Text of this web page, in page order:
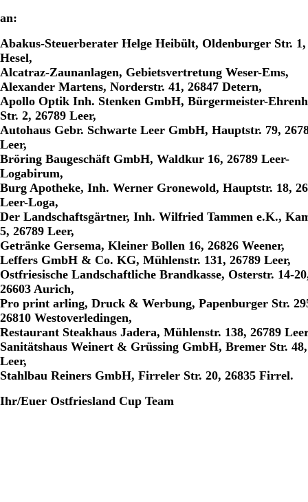
an:
Abakus-Steuerberater Helge Heibült, Oldenburger Str. 1,
Hesel,
Alcatraz-Zaunanlagen, Gebietsvertretung Weser-Ems,
Alexander Martens, Norderstr. 41, 26847 Detern,
Apollo Optik Inh. Stenken GmbH, Bürgermeister-
Str. 2, 26789 Leer,
Autohaus Gebr. Schwarte Leer GmbH, Hauptstr. 79,
Leer,
Bröring Baugeschäft GmbH, Waldkur 16, 26789 Leer-
Logabirum,
Burg Apotheke, Inh. Werner Gronewold, Hauptstr. 18,
Leer-Loga,
Der Landschaftsgärtner, Inh. Wilfried Tammen e.K.,
5, 26789 Leer,
Getränke Gersema, Kleiner Bollen 16, 26826 Weener,
Leffers GmbH & Co. KG, Mühlenstr. 131, 26789 Leer,
Ostfriesische Landschaftliche Brandkasse, Osterstr. 14-
26603 Aurich,
Pro print arling, Druck & Werbung, Papenburger Str.
26810 Westoverledingen,
Restaurant Steakhaus Jadera, Mühlenstr. 138, 26789
Sanitätshaus Weinert & Grüssing GmbH, Bremer Str. 48,
Leer,
Stahlbau Reiners GmbH, Firreler Str. 20, 26835 Firrel.
Ihr/Euer Ostfriesland Cup Team